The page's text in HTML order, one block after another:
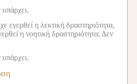
υπάρχει.
εγερθεί η λεκτική δραστηριότητα,
η νοητική δραστηριότητα; Δεν
υπάρχει.